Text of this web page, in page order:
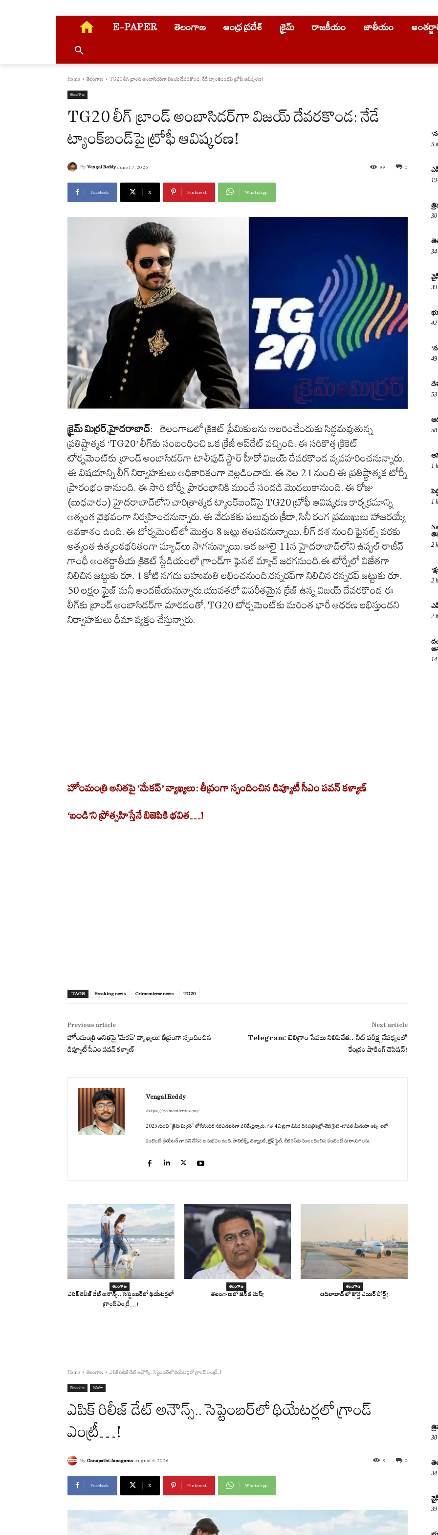
E-PAPER తెలంగాణ ఆంధ్ర ప్రదేశ్ క్రైమ్ రాజకీయం జాతీయం
Home తెలంగాణ TG20 లీగ్ బ్రాండ్ అంబాసిడర్‌గా విజయ్ దేవరకొండ: నేడే ట్యాంక్‌బండ్‌పై ట్రోఫీ ఆవిష్కరణ!
తెలంగాణ
TG20 లీగ్ బ్రాండ్ అంబాసిడర్‌గా విజయ్ దేవరకొండ: నేడే
ట్యాంక్‌బండ్‌పై ట్రోఫీ ఆవిష్కరణ!
By Vengal Reddy June 17, 2026 0
99
Facebook X Pinterest WhatsApp
క్రైమ్ మిర్రర్,హైదరాబాద్:- తెలంగాణలో క్రికెట్ ప్రేమికులను అలరించేందుకు సిద్ధమవుతున్న
ప్రతిష్టాత్మక ‘TG20’ లీగ్‌కు సంబంధించి ఒక క్రేజీ అప్‌డేట్ వచ్చింది. ఈ సరికొత్త క్రికెట్
టోర్నమెంట్‌కు బ్రాండ్ అంబాసిడర్‌గా టాలీవుడ్ స్టార్ హీరో విజయ్ దేవరకొండ వ్యవహరించనున్నారు.
ఈ విషయాన్ని లీగ్ నిర్వాహకులు అధికారికంగా వెల్లడించారు. ఈ నెల 21 నుంచి ఈ ప్రతిష్టాత్మక టోర్నీ
ప్రారంభం కానుంది. ఈ సారి టోర్నీ ప్రారంభానికి ముందే సందడి మొదలుకానుంది. ఈ రోజు
(బుధవారం) హైదరాబాద్‌లోని చారిత్రాత్మక ట్యాంక్‌బండ్‌పై TG20 ట్రోఫీ ఆవిష్కరణ కార్యక్రమాన్ని
అత్యంత వైభవంగా నిర్వహించనున్నారు. ఈ వేడుకకు పలువురు క్రీడా, సినీ రంగ ప్రముఖులు హాజరయ్యే
అవకాశం ఉంది. ఈ టోర్నమెంట్‌లో మొత్తం 8 జట్లు తలపడనున్నాయి. లీగ్ దశ నుంచి ఫైనల్స్ వరకు
అత్యంత ఉత్కంఠభరితంగా మ్యాచ్‌లు సాగనున్నాయి. ఇక జూలై 11న హైదరాబాద్‌లోని ఉప్పల్ రాజీవ్
గాంధీ అంతర్జాతీయ క్రికెట్ స్టేడియంలో గ్రాండ్‌గా ఫైనల్ మ్యాచ్ జరగనుంది.ఈ టోర్నీలో విజేతగా
నిలిచిన జట్టుకు రూ. 1 కోటి నగదు బహుమతి లభించనుంది.రన్నరప్‌గా నిలిచిన రన్నరప్ జట్టుకు రూ.
50 లక్షల ప్రైజ్ మనీ అందజేయనున్నారు.యువతలో విపరీతమైన క్రేజ్ ఉన్న విజయ్ దేవరకొండ ఈ
లీగ్‌కు బ్రాండ్ అంబాసిడర్‌గా మారడంతో, TG20 టోర్నమెంట్‌కు మరింత భారీ ఆధరణ లభిస్తుందని
నిర్వాహకులు ధీమా వ్యక్తం చేస్తున్నారు.
హోంమంత్రి అనితపై ‘మేకప్’ వ్యాఖ్యలు: తీవ్రంగా స్పందించిన డిప్యూటీ సీఎం పవన్ కళ్యాణ్
‘బండి’ని ప్రోత్సహిస్తేనే బిజెపికి భవిత…!
TAGS Breaking news Crimemirror news TG20
Previous article
హోంమంత్రి అనితపై ‘మేకప్’ వ్యాఖ్యలు: తీవ్రంగా స్పందించిన
డిప్యూటీ సీఎం పవన్ కళ్యాణ్
Next article
Telegram: టెలిగ్రాం సేవలు నిలిపివేత.. నీట్‌ పరీక్ష నేపథ్యంలో
కేంద్రం షాకింగ్ డెసిషన్!
Vengal Reddy
https://crimemirror.com/
2025 నుంచి "క్రైమ్ మిర్రర్" లో సీనియర్ సబ్‌ఎడిటర్‌గా పనిచేస్తున్నారు. గత 4 ఏళ్లుగా వివిధ దినపత్రికల్లో-వెబ్ సైట్-సోషల్ మీడియా ఆప్స్' లలో
కంటెంట్ క్రియేటర్ గా పని చేసిన అనుభవం ఉంది. పాలిటిక్స్‌, టెక్నాలజీ, లైఫ్‌ స్టైల్‌, బిజినెస్‌కు సంబంధించిన కంటెంట్‌ను రాయగలను.
తెలంగాణ
ఎపిక్ రిలీజ్ డేట్ అనౌన్స్.. సెప్టెంబర్‌లో థియేటర్లలో
గ్రాండ్ ఎంట్రీ…!
తెలంగాణ
తెలంగాణలో జెన్ జీ తుస్!
తెలంగాణ
ఆదిలాబాద్ లో కొత్త ఎయిర్ పోర్ట్!
5
30
34
39
42
49
53
58
1
1
2
2
2